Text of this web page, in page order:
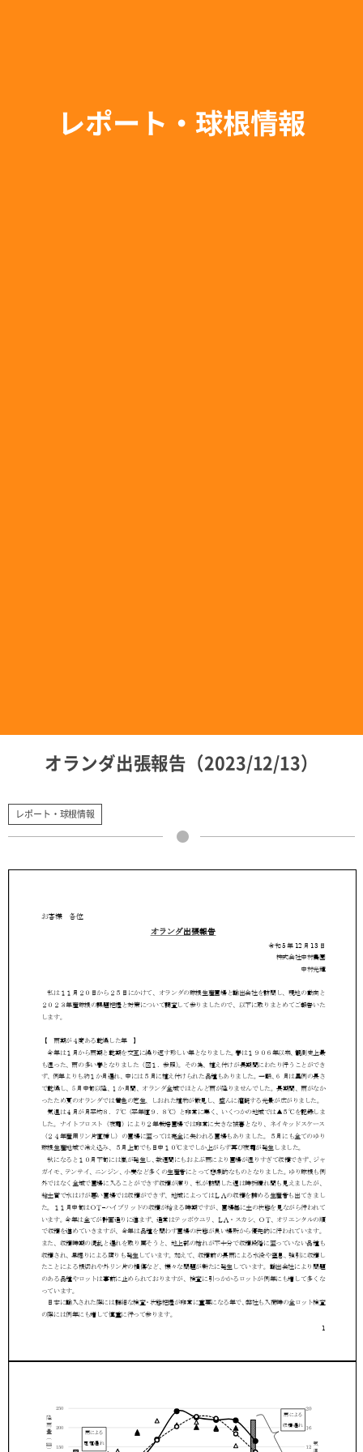
レポート・球根情報
オランダ出張報告（2023/12/13）
レポート・球根情報